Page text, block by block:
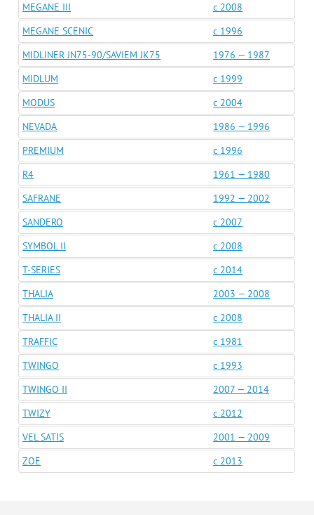
MEGANE III
c 2008
MEGANE SCENIC
c 1996
MIDLINER JN75-90/SAVIEM JK75
1976 — 1987
MIDLUM
c 1999
MODUS
c 2004
NEVADA
1986 — 1996
PREMIUM
c 1996
R4
1961 — 1980
SAFRANE
1992 — 2002
SANDERO
c 2007
SYMBOL II
c 2008
T-SERIES
c 2014
THALIA
2003 — 2008
THALIA II
c 2008
TRAFFIC
c 1981
TWINGO
c 1993
TWINGO II
2007 — 2014
TWIZY
c 2012
VEL SATIS
2001 — 2009
ZOE
c 2013